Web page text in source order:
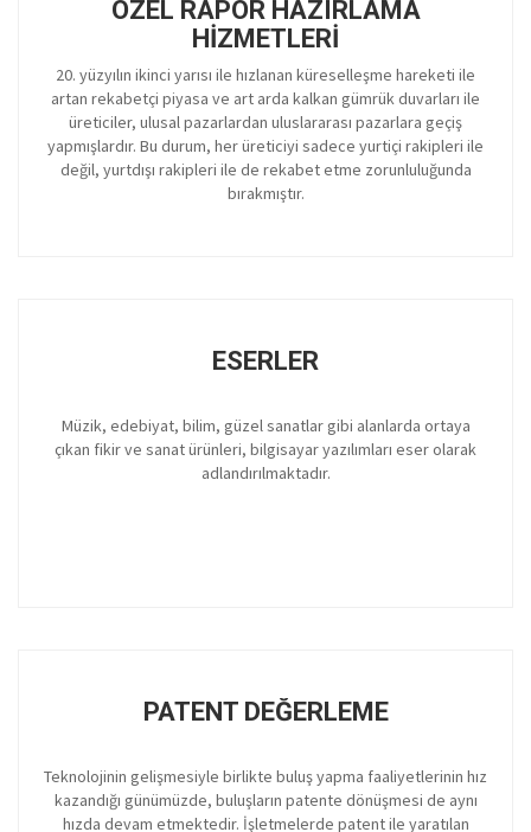
ÖZEL RAPOR HAZIRLAMA
HIZMETLERI
20. yüzyılın ikinci yarısı ile hızlanan küreselleşme hareketi ile
artan rekabetçi piyasa ve art arda kalkan gümrük duvarları ile
üreticiler, ulusal pazarlardan uluslararası pazarlara geçiş
yapmışlardır. Bu durum, her üreticiyi sadece yurtiçi rakipleri ile
değil, yurtdışı rakipleri ile de rekabet etme zorunluluğunda
bırakmıştır.
ESERLER
Müzik, edebiyat, bilim, güzel sanatlar gibi alanlarda ortaya
çıkan fikir ve sanat ürünleri, bilgisayar yazılımları eser olarak
adlandırılmaktadır.
PATENT DEĞERLEME
Teknolojinin gelişmesiyle birlikte buluş yapma faaliyetlerinin hız
kazandığı günümüzde, buluşların patente dönüşmesi de aynı
hızda devam etmektedir. İşletmelerde patent ile yaratılan